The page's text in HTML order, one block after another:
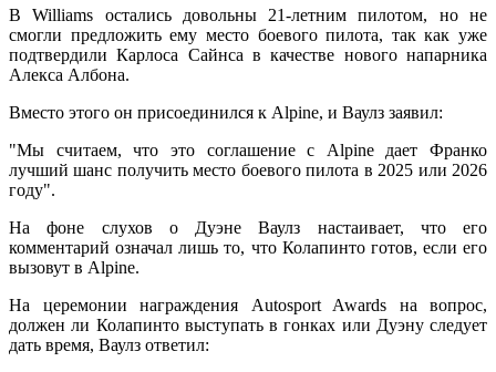
В Williams остались довольны 21-летним пилотом, но не
смогли предложить ему место боевого пилота, так как уже
подтвердили Карлоса Сайнса в качестве нового напарника
Алекса Албона.
Вместо этого он присоединился к Alpine, и Ваулз заявил:
"Мы считаем, что это соглашение с Alpine дает Франко
лучший шанс получить место боевого пилота в 2025 или 2026
году".
На фоне слухов о Дуэне Ваулз настаивает, что его
комментарий означал лишь то, что Колапинто готов, если его
вызовут в Alpine.
На церемонии награждения Autosport Awards на вопрос,
должен ли Колапинто выступать в гонках или Дуэну следует
дать время, Ваулз ответил: